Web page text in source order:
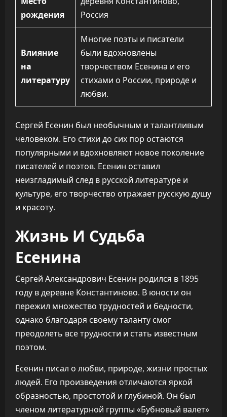
рождения
Россия
Влияние
на
литературу
Многие поэты и писатели
были вдохновлены
творчеством Есенина и его
стихами о России, природе и
любви.
Сергей Есенин был необычным и талантливым
человеком. Его стихи до сих пор остаются
популярными и вдохновляют новое поколение
писателей и поэтов. Есенин оставил
неизгладимый след в русской литературе и
культуре, его творчество отражает русскую душу
и красоту.
Жизнь И Судьба
Есенина
Сергей Александрович Есенин родился в 1895
году в деревне Константиново. В юности он
пережил множество трудностей и бедности,
однако благодаря своему таланту смог
преодолеть все трудности и стать известным
поэтом.
Есенин писал о любви, природе, жизни простых
людей. Его произведения отличаются яркой
образностью, простотой и глубиной. Он был
членом литературной группы «Бубновый валет»